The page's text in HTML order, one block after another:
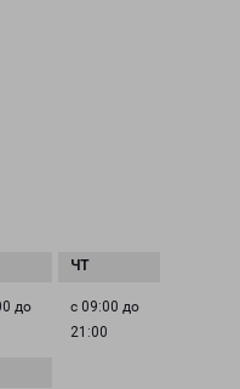
до
с 09:00 до
21:00